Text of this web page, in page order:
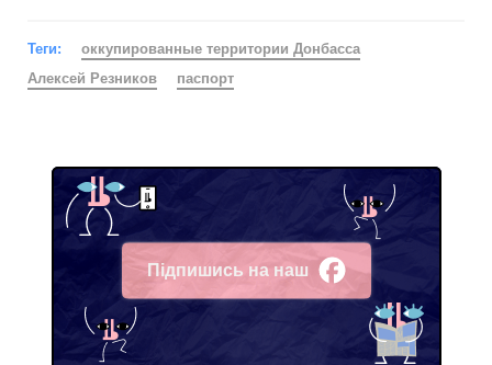
Теги:
оккупированные территории Донбасса
Алексей Резников
паспорт
Підпишись на наш
Facebook